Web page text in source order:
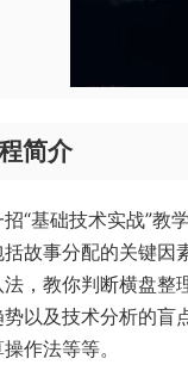
简介
“基础技术实战”教
故事分配的关键因
，教你判断横盘整
以及技术分析的盲
作法等等。